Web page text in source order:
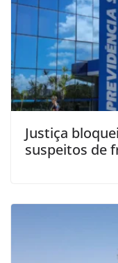
Justiça
suspeitos de